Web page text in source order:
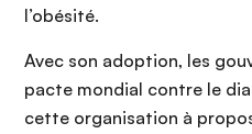
l’obésité.
Avec son adoption, les
pacte mondial contre le
cette organisation à